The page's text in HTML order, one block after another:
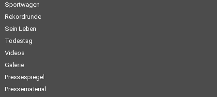
Sportwagen
Rekordrunde
Sein Leben
Todestag
Videos
Galerie
Pressespiegel
Pressematerial